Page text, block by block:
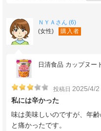
ＮＹＡさん (6)
(女性)
購入者
日清食品 カップヌー
投稿日 2025/4/2
私には辛かった
味は美味しいのですが、年
と痛かったです。